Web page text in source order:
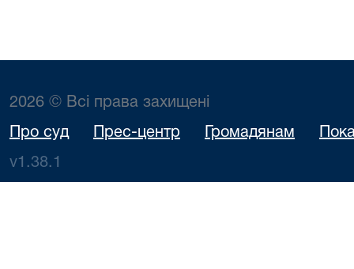
2026 © Всі права захищені
Про суд Прес-центр Громадянам
v1.38.1